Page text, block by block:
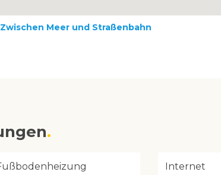
Meer und Straßenbahn
Internet